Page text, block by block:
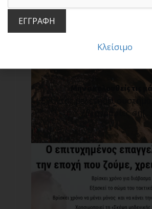
Μην ακολουθείς τις
Έχοντας μελετήσει
βιογραφίες ση[...]
ΕΓΓΡΑΦΗ
Κλείσιμο